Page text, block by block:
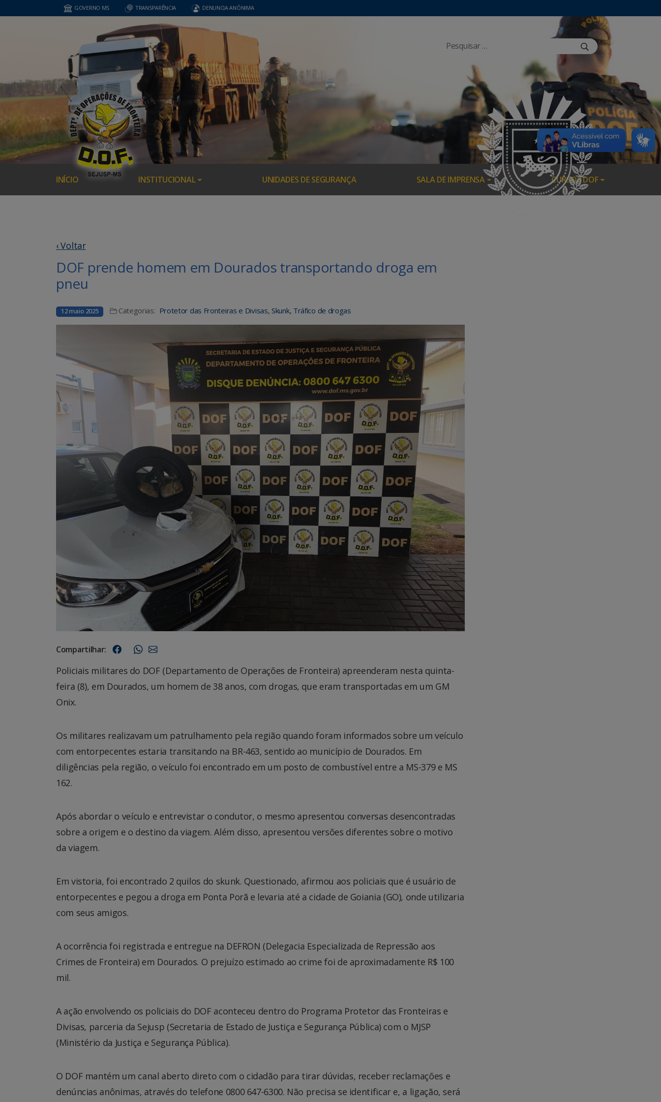
GOVERNO MS TRANSPARÊNCIA DENUNCIA ANÔNIMA
INÍCIO INSTITUCIONAL UNIDADES DE SEGURANÇA SALA DE IMPRENSA CURSOS DOF
‹ Voltar
DOF prende homem em Dourados transportando droga em
pneu
12 maio 2025 Categorias: Protetor das Fronteiras e Divisas, Skunk, Tráfico de drogas
Compartilhar:
Policiais militares do DOF (Departamento de Operações de Fronteira) apreenderam nesta quinta-
feira (8), em Dourados, um homem de 38 anos, com drogas, que eram transportadas em um GM
Onix.
Os militares realizavam um patrulhamento pela região quando foram informados sobre um veículo
com entorpecentes estaria transitando na BR-463, sentido ao município de Dourados. Em
diligências pela região, o veículo foi encontrado em um posto de combustível entre a MS-379 e MS
162.
Após abordar o veículo e entrevistar o condutor, o mesmo apresentou conversas desencontradas
sobre a origem e o destino da viagem. Além disso, apresentou versões diferentes sobre o motivo
da viagem.
Em vistoria, foi encontrado 2 quilos do skunk. Questionado, afirmou aos policiais que é usuário de
entorpecentes e pegou a droga em Ponta Porã e levaria até a cidade de Goiania (GO), onde utilizaria
com seus amigos.
A ocorrência foi registrada e entregue na DEFRON (Delegacia Especializada de Repressão aos
Crimes de Fronteira) em Dourados. O prejuízo estimado ao crime foi de aproximadamente R$ 100
mil.
A ação envolvendo os policiais do DOF aconteceu dentro do Programa Protetor das Fronteiras e
Divisas, parceria da Sejusp (Secretaria de Estado de Justiça e Segurança Pública) com o MJSP
(Ministério da Justiça e Segurança Pública).
O DOF mantém um canal aberto direto com o cidadão para tirar dúvidas, receber reclamações e
denúncias anônimas, através do telefone 0800 647-6300. Não precisa se identificar e, a ligação, será